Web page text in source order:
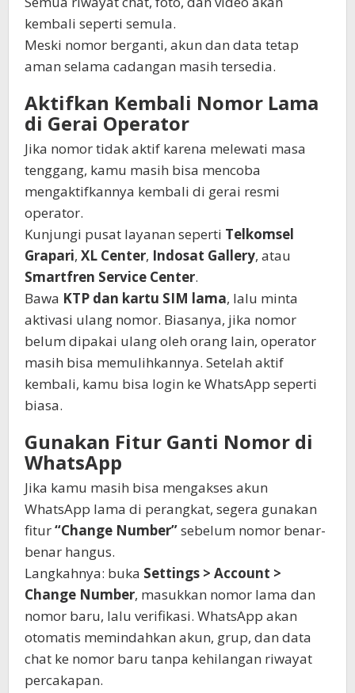
kembali seperti semula.
Meski nomor berganti, akun dan data tetap
aman selama cadangan masih tersedia.
Aktifkan Kembali Nomor Lama
di Gerai Operator
Jika nomor tidak aktif karena melewati masa
tenggang, kamu masih bisa mencoba
mengaktifkannya kembali di gerai resmi
operator.
Kunjungi pusat layanan seperti Telkomsel
Grapari, XL Center, Indosat Gallery, atau
Smartfren Service Center.
Bawa KTP dan kartu SIM lama, lalu minta
aktivasi ulang nomor. Biasanya, jika nomor
belum dipakai ulang oleh orang lain, operator
masih bisa memulihkannya. Setelah aktif
kembali, kamu bisa login ke WhatsApp seperti
biasa.
Gunakan Fitur Ganti Nomor di
WhatsApp
Jika kamu masih bisa mengakses akun
WhatsApp lama di perangkat, segera gunakan
fitur“Change Number”sebelum nomor benar-
benar hangus.
Langkahnya: buka Settings > Account >
Change Number, masukkan nomor lama dan
nomor baru, lalu verifikasi. WhatsApp akan
otomatis memindahkan akun, grup, dan data
chat ke nomor baru tanpa kehilangan riwayat
percakapan.